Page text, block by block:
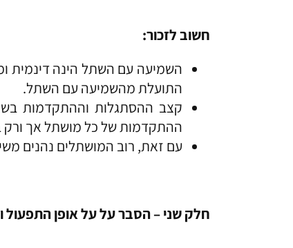
חשוב לזכור:
השמיעה עם השתל הינה דינמית
התועלת מהשמיעה עם השתל.
קצב ההסתגלות וההתקדמות
ההתקדמות של כל מושתל אך ורק
עם זאת, רוב המושתלים נהנים
חלק שני – הסבר על על אופן התפעול